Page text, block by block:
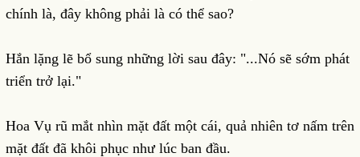
chính là, đây không phải là có thể sao?
Hắn lặng lẽ bổ sung những lời sau đây: "...Nó sẽ sớm phát
triển trở lại."
Hoa Vụ rũ mắt nhìn mặt đất một cái, quả nhiên tơ nấm trên
mặt đất đã khôi phục như lúc ban đầu.